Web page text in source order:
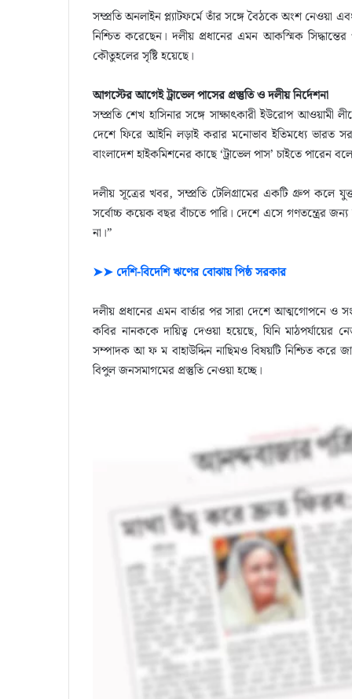
সম্প্রতি অনলাইন প্ল্যাটফর্মে তাঁর সঙ্গে বৈঠকে অংশ নেওয়া
নিশ্চিত করেছেন। দলীয় প্রধানের এমন আকস্মিক
কৌতুহলের সৃষ্টি হয়েছে।
আগস্টের আগেই ট্রাভেল পাসের প্রস্তুতি ও দলীয় নির্দেশনা
সম্প্রতি শেখ হাসিনার সঙ্গে সাক্ষাৎকারী ইউরোপ আওয়ামী
দেশে ফিরে আইনি লড়াই করার মনোভাব ইতিমধ্যে ভারত
বাংলাদেশ হাইকমিশনের কাছে ‘ট্রাভেল পাস’ চাইতে পারেন
দলীয় সূত্রের খবর, সম্প্রতি টেলিগ্রামের একটি গ্রুপ
সর্বোচ্চ কয়েক বছর বাঁচতে পারি। দেশে এসে গণতন্ত্রের
না।”
➤➤ দেশি-বিদেশি ঋণের বোঝায় পিষ্ঠ সরকার
দলীয় প্রধানের এমন বার্তার পর সারা দেশে আত্মগোপনে ও
কবির নানককে দায়িত্ব দেওয়া হয়েছে, যিনি মাঠপর্যায়ের
সম্পাদক আ ফ ম বাহাউদ্দিন নাছিমও বিষয়টি নিশ্চিত করে
বিপুল জনসমাগমের প্রস্তুতি নেওয়া হচ্ছে।